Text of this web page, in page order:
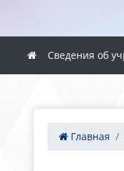
Сведения об
Главная